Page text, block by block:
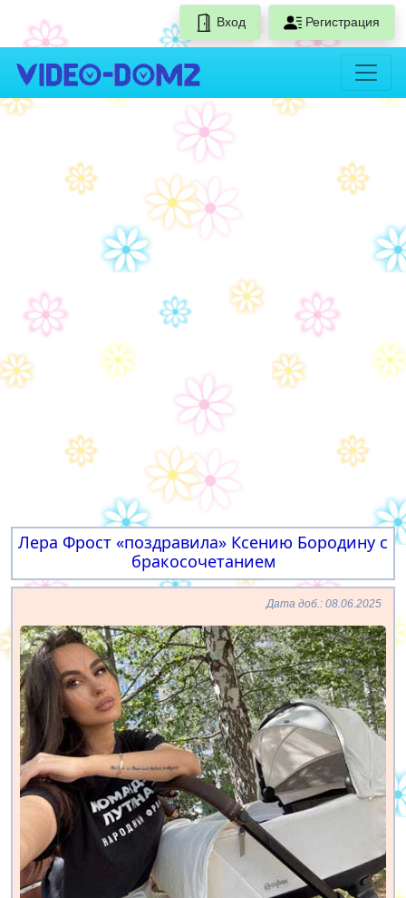
Вход Регистрация
Лера Фрост «поздравила» Ксению Бородину с
бракосочетанием
Дата доб.: 08.06.2025